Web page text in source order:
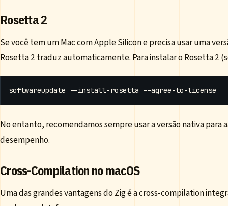
Rosetta 2
Se você tem um Mac com Apple Silicon e precisa usar uma
Rosetta 2 traduz automaticamente. Para instalar o Rosetta 2
No entanto, recomendamos sempre usar a versão nativa
desempenho.
Cross-Compilation no macOS
Uma das grandes vantagens do Zig é a cross-compilation